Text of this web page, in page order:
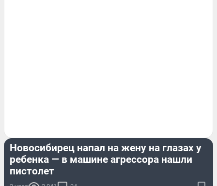
Новосибирец напал на жену на глазах у
ребенка — в машине агрессора нашли
пистолет